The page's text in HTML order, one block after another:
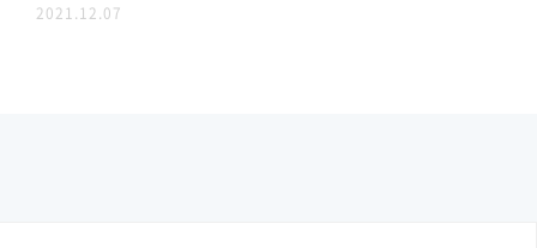
2021.12.07